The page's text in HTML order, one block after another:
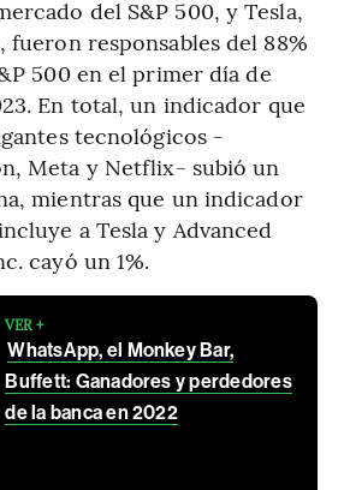
del S&P 500, y Tesla,
responsables del 88%
500 en el primer día de
En total, un indicador que
tecnológicos -
Meta y Netflix- subió un
mientras que un indicador
a Tesla y Advanced
cayó un 1%.
VER +
WhatsApp, el Monkey Bar,
Buffett: Ganadores y perdedores
de la banca en 2022